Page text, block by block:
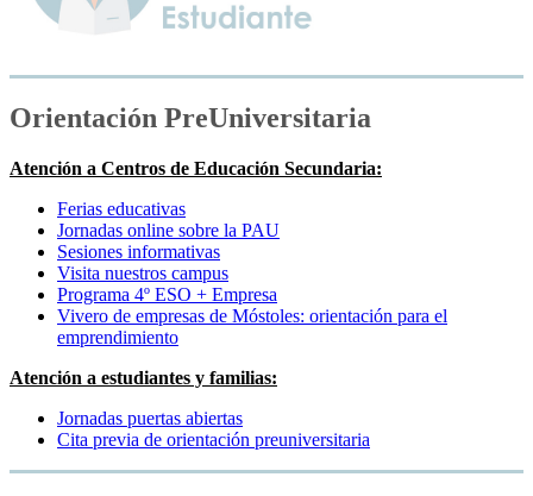
Orientación PreUniversitaria
Atención a Centros de Educación Secundaria:
Ferias educativas
Jornadas online sobre la PAU
Sesiones informativas
Visita nuestros campus
Programa 4º ESO + Empresa
Vivero de empresas de Móstoles: orientación para el
emprendimiento
Atención a estudiantes y familias:
Jornadas puertas abiertas
Cita previa de orientación preuniversitaria